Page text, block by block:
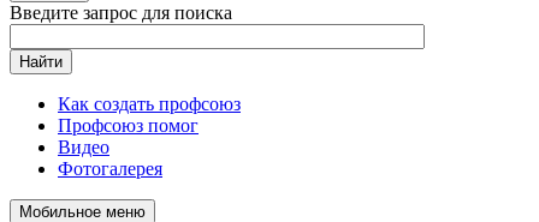
Введите запрос для поиска
Найти
Как создать профсоюз
Профсоюз помог
Видео
Фотогалерея
Мобильное меню